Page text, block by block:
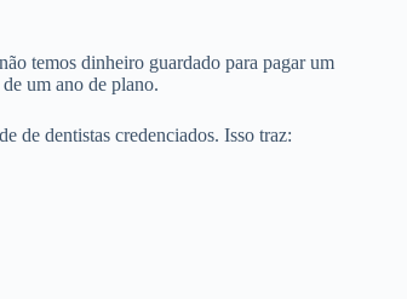
temos dinheiro guardado para pagar um
um ano de plano.
de dentistas credenciados. Isso traz: